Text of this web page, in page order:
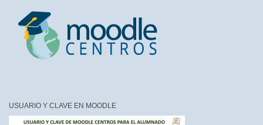
USUARIO Y CLAVE EN MOODLE